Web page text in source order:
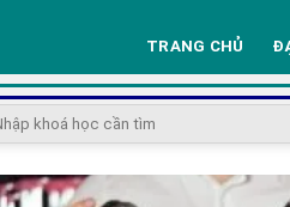
TRANG CHỦ